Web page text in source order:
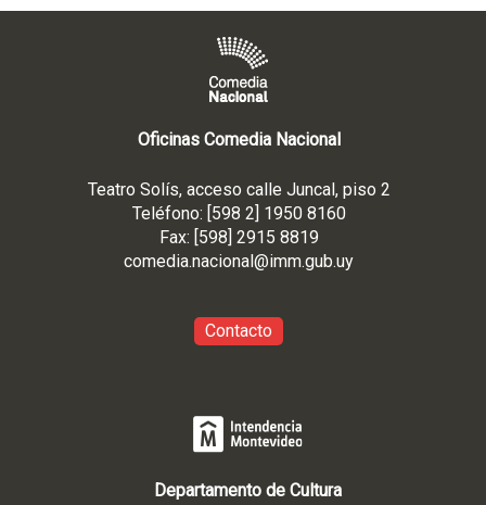
Oficinas Comedia Nacional
Teatro Solís, acceso calle Juncal, piso 2
Teléfono: [598 2] 1950 8160
Fax: [598] 2915 8819
comedia.nacional@imm.gub.uy
Contacto
Departamento de Cultura